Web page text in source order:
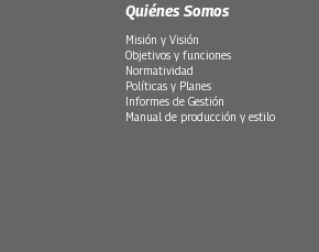
Quiénes Somos
Misión y Visión
Objetivos y funciones
Normatividad
Políticas y Planes
Informes de Gestión
Manual de producción y estilo